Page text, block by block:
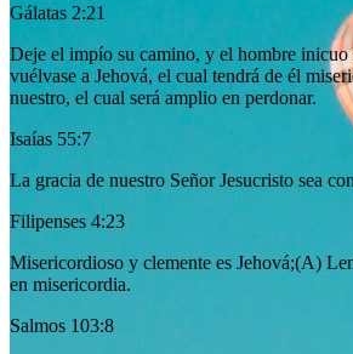
Gálatas 2:21
Deje el impío su camino, y el hombre inicuo
vuélvase a Jehová, el cual tendrá de él
nuestro, el cual será amplio en perdonar.
Isaías 55:7
La gracia de nuestro Señor Jesucristo sea
Filipenses 4:23
Misericordioso y clemente es Jehová;(A)
en misericordia.
Salmos 103:8